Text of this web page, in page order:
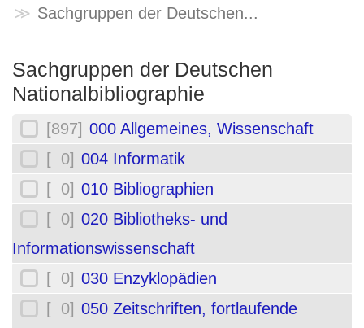
Sachgruppen der Deutschen...
Sachgruppen der Deutschen
Nationalbibliographie
[897] 000 Allgemeines, Wissenschaft
[ 0] 004 Informatik
[ 0] 010 Bibliographien
[ 0] 020 Bibliotheks- und
Informationswissenschaft
[ 0] 030 Enzyklopädien
[ 0] 050 Zeitschriften, fortlaufende